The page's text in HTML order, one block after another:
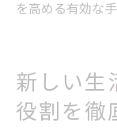
を高める有効な手
新しい生
役割を徹